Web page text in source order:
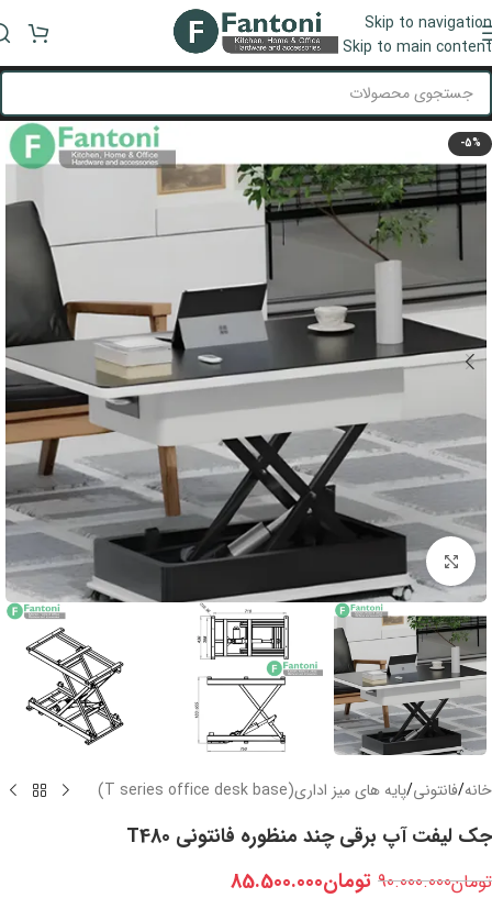
Skip to navigation
Skip to main content
منو
-5%
بزرگنمایی تصویر
خانه/فانتونی/پایه های میز اداری(T series office desk base)
جک لیفت آپ برقی چند منظوره فانتونی T480
تومان90.000.000 تومان85.500.000